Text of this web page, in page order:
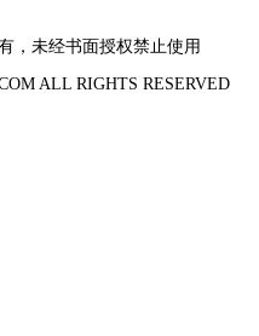
，未经书面授权禁止使用
ALL RIGHTS RESERVED